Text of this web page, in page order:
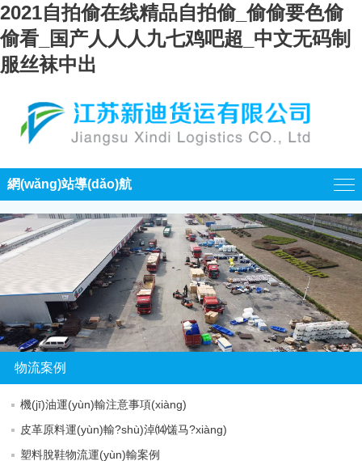
2021自拍偷在线精品自拍偷_偷偷要色偷
偷看_国产人人人九七鸡吧超_中文无码制
服丝袜中出
網(wǎng)站導(dǎo)航
物流案例
機(jī)油運(yùn)輸注意事項(xiàng)
皮革原料運(yùn)輸?shù)淖⒁馐马?xiàng)
塑料脫鞋物流運(yùn)輸案例